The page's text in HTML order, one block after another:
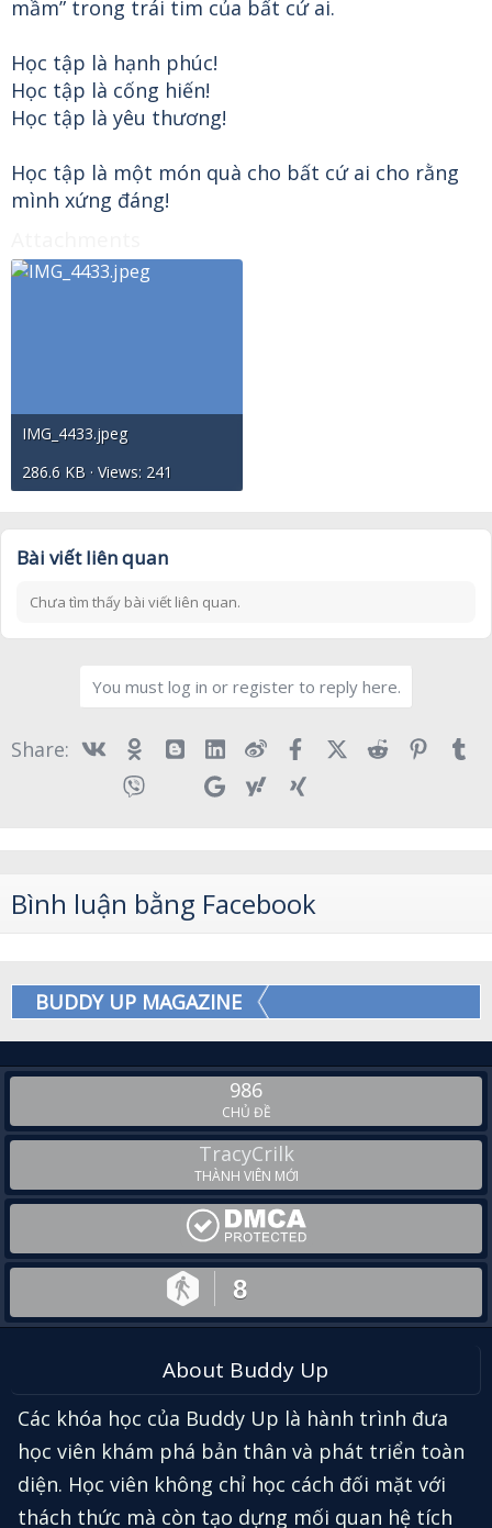
mầm” trong trái tim của bất cứ ai.
Học tập là hạnh phúc!
Học tập là cống hiến!
Học tập là yêu thương!
Học tập là một món quà cho bất cứ ai cho rằng
mình xứng đáng!
IMG_4433.jpeg
286.6 KB · Views: 241
Bài viết liên quan
Chưa tìm thấy bài viết liên quan.
You must log in or register to reply here.
Share: Vk Ok BloggerLinked InWeiboFacebookX (Twitter)
Reddit
Telegram
Skype GoogleYahoo
Bình luận bằng Facebook
BUDDY UP MAGAZINE
986
CHỦ ĐỀ
TracyCrilk
THÀNH VIÊN MỚI
8
About Buddy Up
Các khóa học của Buddy Up là hành trình đưa
học viên khám phá bản thân và phát triển toàn
diện. Học viên không chỉ học cách đối mặt với
thách thức mà còn tạo dựng mối quan hệ tích